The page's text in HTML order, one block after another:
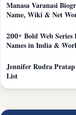
Manasa Varanasi
Name, Wiki & Net
200+ Bold Web
Names in India &
Jennifer Rudra
List